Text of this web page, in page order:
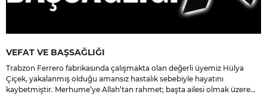
VEFAT VE BAŞSAĞLIĞI
Trabzon Ferrero fabrikasında çalışmakta olan değerli üyemiz Hülya
Çiçek, yakalanmış olduğu amansız hastalık sebebiyle hayatını
kaybetmiştir. Merhume’ye Allah’tan rahmet; başta ailesi olmak üzere